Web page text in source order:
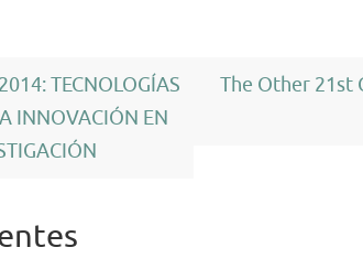
TECNOLOGÍAS
INNOVACIÓN EN
The Other 21st